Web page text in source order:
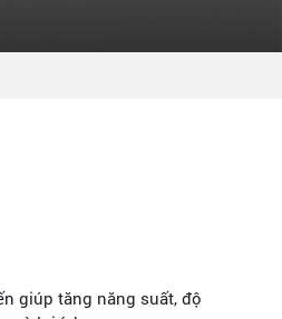
giúp tăng năng suất, độ